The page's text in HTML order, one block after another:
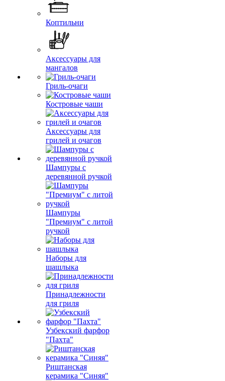
Коптильни
Аксессуары для
мангалов
Гриль-очаги
Костровые чаши
Аксессуары для
грилей и очагов
Шампуры с
деревянной ручкой
Шампуры
"Премиум" с литой
ручкой
Наборы для
шашлыка
Принадлежности
для гриля
Узбекский фарфор
"Пахта"
Риштанская
керамика "Синяя"